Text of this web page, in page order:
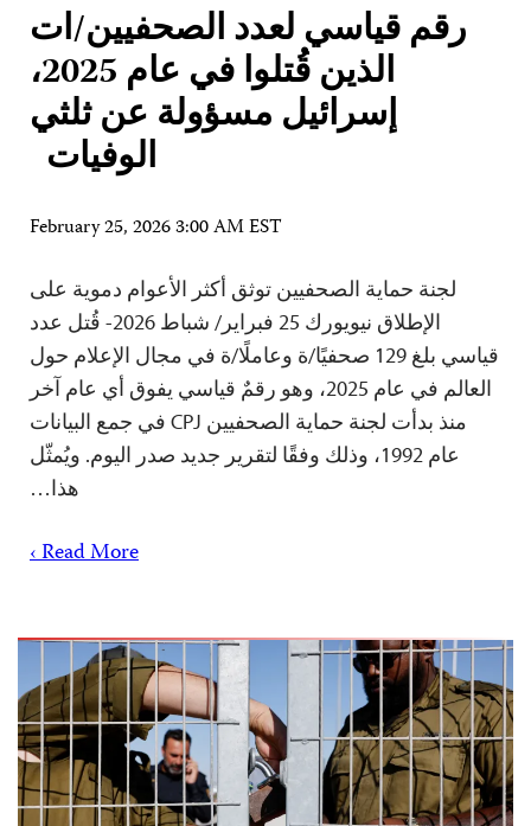
رقم قياسي لعدد الصحفيين/ات
الذين قُتلوا في عام 2025،
إسرائيل مسؤولة عن ثلثي
الوفيات
February 25, 2026 3:00 AM EST
لجنة حماية الصحفيين توثق أكثر الأعوام دموية على
الإطلاق نيويورك 25 فبراير/ شباط 2026- قُتل عدد
قياسي بلغ 129 صحفيًا/ة وعاملًا/ة في مجال الإعلام حول
العالم في عام 2025، وهو رقمٌ قياسي يفوق أي عام آخر
منذ بدأت لجنة حماية الصحفيين CPJ في جمع البيانات
عام 1992، وذلك وفقًا لتقرير جديد صدر اليوم. ويُمثّل
هذا…
Read More ›